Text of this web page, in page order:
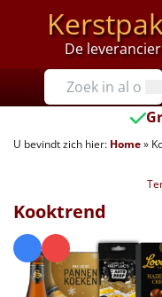
De
Prijzen
Tot €25
€25 tot €35
€40 tot €45
€45 tot €50
U bevindt zich hier: Home»
Kooktrend